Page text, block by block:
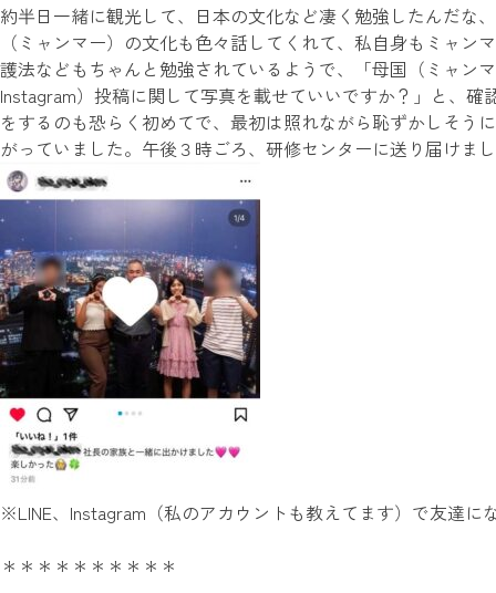
約半日一緒に観光して、日本の文化など凄く勉強したんだな
（ミャンマー）の文化も色々話してくれて、私自身もミャ
護法などもちゃんと勉強されているようで、「母国（ミャン
Instagram）投稿に関して写真を載せていいですか？」と、
をするのも恐らく初めてで、最初は照れながら恥ずかしそう
がっていました。午後３時ごろ、研修センターに送り届けま
※LINE、Instagram（私のアカウントも教えてます）で友達
＊＊＊＊＊＊＊＊＊＊